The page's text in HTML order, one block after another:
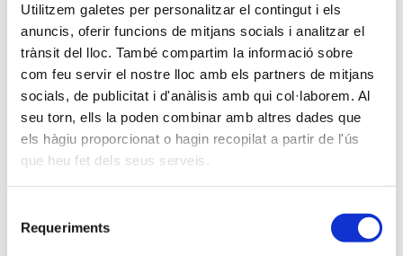
Utilitzem galetes per personalitzar el contingut i els
anuncis, oferir funcions de mitjans socials i analitzar el
trànsit del lloc. També compartim la informació sobre
com feu servir el nostre lloc amb els partners de mitjans
socials, de publicitat i d'anàlisis amb qui col·laborem. Al
seu torn, ells la poden combinar amb altres dades que
els hàgiu proporcionat o hagin recopilat a partir de l'ús
que heu fet dels seus serveis.
Requeriments
REG. MERCANTIL - Girona
Seminari QÜESTIONS DE FISCALITAT IMMOBILIÀRIA EN IVA -
Eivissa
Anterior Següent